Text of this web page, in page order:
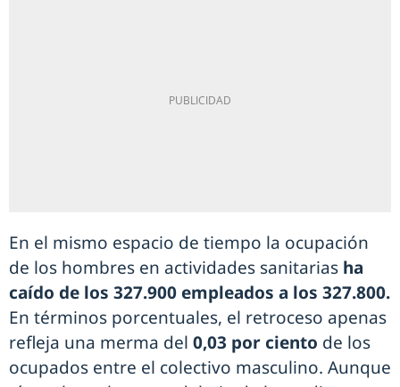
En el mismo espacio de tiempo la ocupación
de los hombres en actividades sanitarias ha
caído de los 327.900 empleados a los 327.800.
En términos porcentuales, el retroceso apenas
refleja una merma del 0,03 por ciento de los
ocupados entre el colectivo masculino. Aunque